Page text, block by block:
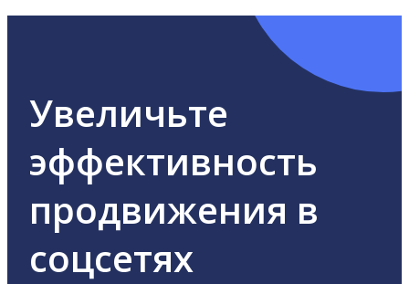
Увеличьте
эффективность
продвижения в
соцсетях